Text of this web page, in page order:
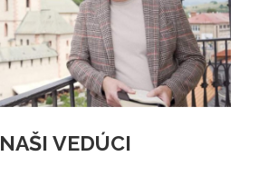
NAŠI VEDÚCI